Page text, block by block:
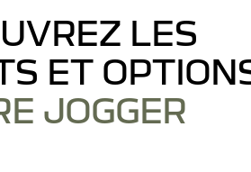
LES
ET
JOGGER